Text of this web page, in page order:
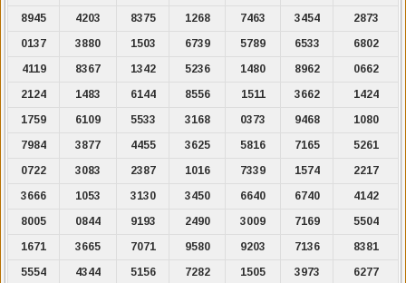
8945
4203 8375 1268 7463 3454
2873
0137
3880 1503 6739 5789 6533
6802
4119
8367 1342 5236 1480 8962
0662
2124
1483 6144 8556 1511 3662
1424
1759
6109 5533 3168 0373 9468
1080
7984
3877 4455 3625 5816 7165
5261
0722
3083 2387 1016 7339 1574
2217
3666
1053 3130 3450 6640 6740
4142
8005
0844 9193 2490 3009 7169
5504
1671
3665 7071 9580 9203 7136
8381
5554
4344 5156 7282 1505 3973
6277